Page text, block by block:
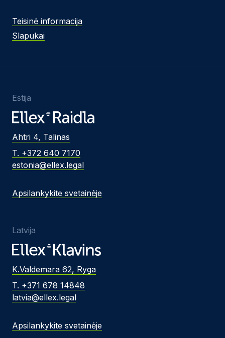
Teisinė informacija
Slapukai
Estija
Ahtri 4, Talinas
T. +372 640 7170
estonia@ellex.legal
Apsilankykite svetainėje
Latvija
K.Valdemara 62, Ryga
T. +371 678 14848
latvia@ellex.legal
Apsilankykite svetainėje